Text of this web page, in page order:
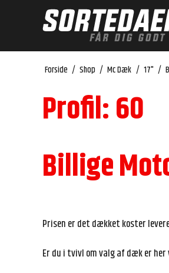
Forside / Shop / Mc Dæk / 17" /
Profil: 60
Billige
Prisen er det dækket koster
Er du i tvivl om valg af dæk er